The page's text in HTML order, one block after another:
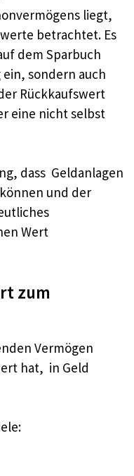
liegt,
betrachtet. Es
dem Sparbuch
sondern auch
Rückkaufswert
eine nicht selbst
dass Geldanlagen
und der
Wert
zum
Vermögen
hat, in Geld